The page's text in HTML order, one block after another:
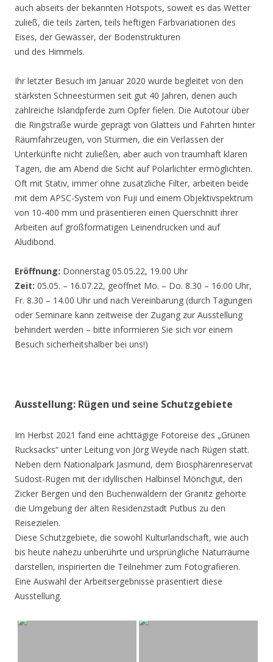
auch abseits der bekannten Hotspots, soweit es das Wetter
zuließ, die teils zarten, teils heftigen Farbvariationen des
Eises, der Gewässer, der Bodenstrukturen
und des Himmels.
Ihr letzter Besuch im Januar 2020 wurde begleitet von den
stärksten Schneestürmen seit gut 40 Jahren, denen auch
zahlreiche Islandpferde zum Opfer fielen. Die Autotour über
die Ringstraße wurde geprägt von Glatteis und Fahrten hinter
Räumfahrzeugen, von Stürmen, die ein Verlassen der
Unterkünfte nicht zuließen, aber auch von traumhaft klaren
Tagen, die am Abend die Sicht auf Polarlichter ermöglichten.
Oft mit Stativ, immer ohne zusätzliche Filter, arbeiten beide
mit dem APSC-System von Fuji und einem Objektivspektrum
von 10-400 mm und präsentieren einen Querschnitt ihrer
Arbeiten auf großformatigen Leinendrucken und auf
Aludibond.
Eröffnung: Donnerstag 05.05.22, 19.00 Uhr
Zeit: 05.05. – 16.07.22, geöffnet Mo. – Do. 8.30 – 16.00 Uhr,
Fr. 8.30 – 14.00 Uhr und nach Vereinbarung (durch Tagungen
oder Seminare kann zeitweise der Zugang zur Ausstellung
behindert werden – bitte informieren Sie sich vor einem
Besuch sicherheitshalber bei uns!)
Ausstellung: Rügen und seine Schutzgebiete
Im Herbst 2021 fand eine achttägige Fotoreise des „Grünen
Rucksacks“ unter Leitung von Jörg Weyde nach Rügen statt.
Neben dem Nationalpark Jasmund, dem Biosphärenreservat
Südost-Rügen mit der idyllischen Halbinsel Mönchgut, den
Zicker Bergen und den Buchenwäldern der Granitz gehörte
die Umgebung der alten Residenzstadt Putbus zu den
Reisezielen.
Diese Schutzgebiete, die sowohl Kulturlandschaft, wie auch
bis heute nahezu unberührte und ursprüngliche Naturräume
darstellen, inspirierten die Teilnehmer zum Fotografieren.
Eine Auswahl der Arbeitsergebnisse präsentiert diese
Ausstellung.